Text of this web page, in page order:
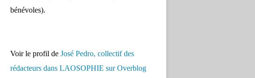
bénévoles).
Voir le profil de José Pedro, collectif des
rédacteurs dans LAOSOPHIE sur Overblog